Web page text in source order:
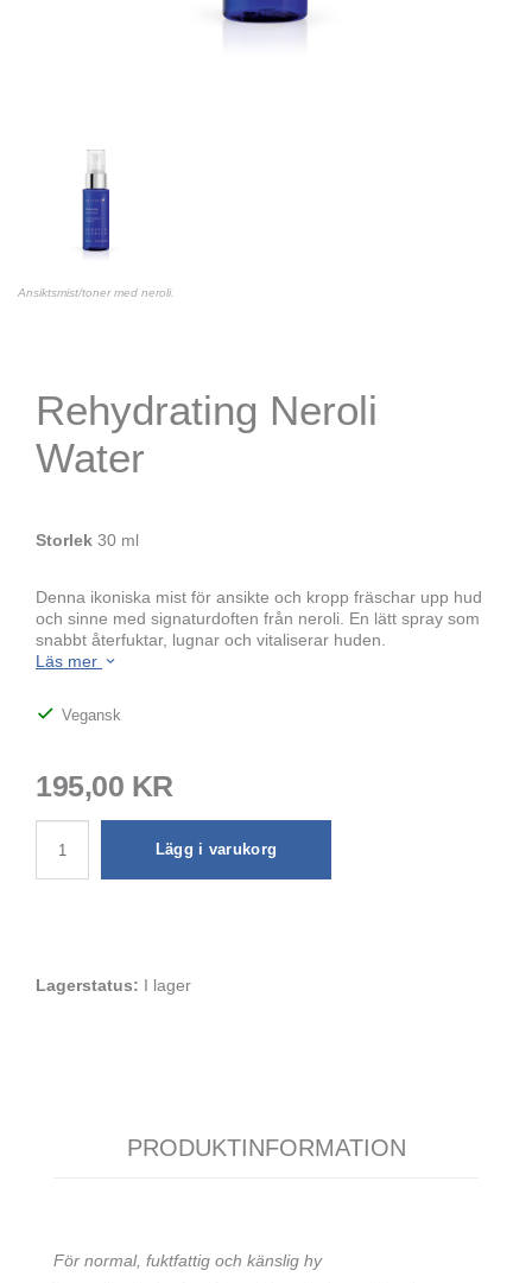
Ansiktsmist/toner med neroli.
Rehydrating Neroli
Water
Storlek 30 ml
Denna ikoniska mist för ansikte och kropp fräschar upp hud
och sinne med signaturdoften från neroli. En lätt spray som
snabbt återfuktar, lugnar och vitaliserar huden.
Läs mer
Vegansk
195,00 KR
Lägg i varukorg
Lagerstatus: I lager
PRODUKTINFORMATION
För normal, fuktfattig och känslig hy